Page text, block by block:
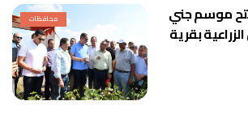
محافظات
موسم جني
بقرية